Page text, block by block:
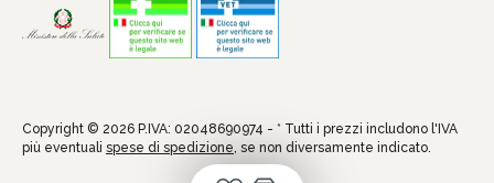
Copyright © 2026 P.IVA: 02048690974 - * Tutti i prezzi includono l'IVA
più eventuali spese di spedizione, se non diversamente indicato.